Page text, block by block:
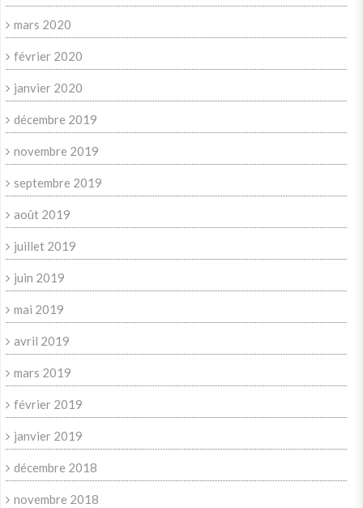
mars 2020
février 2020
janvier 2020
décembre 2019
novembre 2019
septembre 2019
août 2019
juillet 2019
juin 2019
mai 2019
avril 2019
mars 2019
février 2019
janvier 2019
décembre 2018
novembre 2018